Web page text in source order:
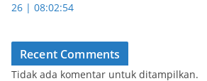
26 | 08:02:54
Recent Comments
Tidak ada komentar untuk ditampilkan.